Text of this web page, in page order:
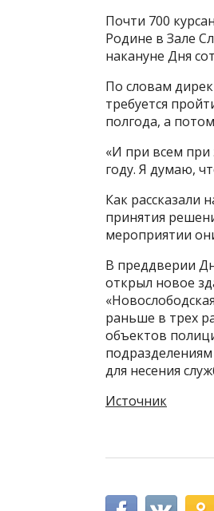
Почти 700
Родине в Зале
накануне Дня
По словам
требуется
полгода, а
«И при всем при
году. Я думаю,
Как рассказали
принятия
мероприятии
В преддверии
открыл новое
раньше в трех
объектов
для несения
Источник